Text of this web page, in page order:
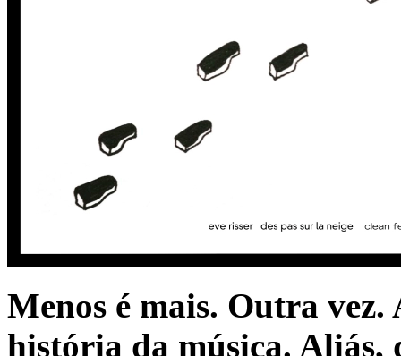
Menos é mais. Outra vez.
história da música. Aliás,